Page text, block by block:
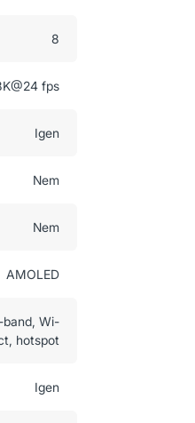
8
fps
Igen
Nem
Nem
AMOLED
Wi-
hotspot
Igen